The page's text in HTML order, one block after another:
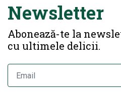
Newsletter
Abonează-te la
cu ultimele delicii.